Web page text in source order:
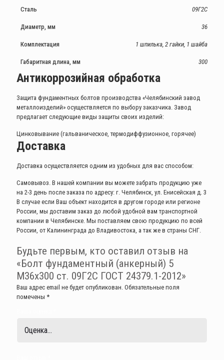
Сталь 09Г2С
Диаметр, мм 36
Комплектация 1 шпилька, 2 гайки, 1 шайба
Габаритная длина, мм 300
Антикоррозийная обработка
Защита фундаментных болтов производства «Челябинский завод
металлоизделий» осуществляется по выбору заказчика. Завод
предлагает следующие виды защиты своих изделий:
Цинковывание (гальваническое, термодиффузионное, горячее)
Доставка
Доставка осуществляется одним из удобных для вас способом:
Самовывоз. В нашей компании вы можете забрать продукцию уже
на 2-3 день после заказа по адресу: г. Челябинск, ул. Енисейская д. 3
В случае если Ваш объект находится в другом городе или регионе
России, мы доставим заказ до любой удобной вам транспортной
компании в Челябинске. Мы поставляем свою продукцию по всей
России, от Калининграда до Владивостока, а так же в страны СНГ.
Будьте первым, кто оставил отзыв на
«Болт фундаментный (анкерный) 5
М36х300 ст. 09Г2С ГОСТ 24379.1-2012»
Ваш адрес email не будет опубликован. Обязательные поля
помечены *